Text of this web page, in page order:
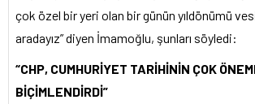
çok özel bir yeri olan bir günün yıldönümü
aradayız” diyen İmamoğlu, şunları söyledi:
“CHP, CUMHURİYET TARİHİNİN ÇOK
BİÇİMLENDİRDİ”